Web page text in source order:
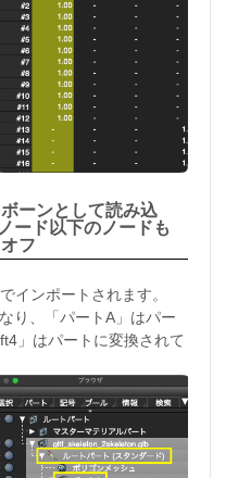
ーンとして読み込
ード以下のノードも
フ
インポートされます。
り、「パートA」はパー
」はパートに変換されて